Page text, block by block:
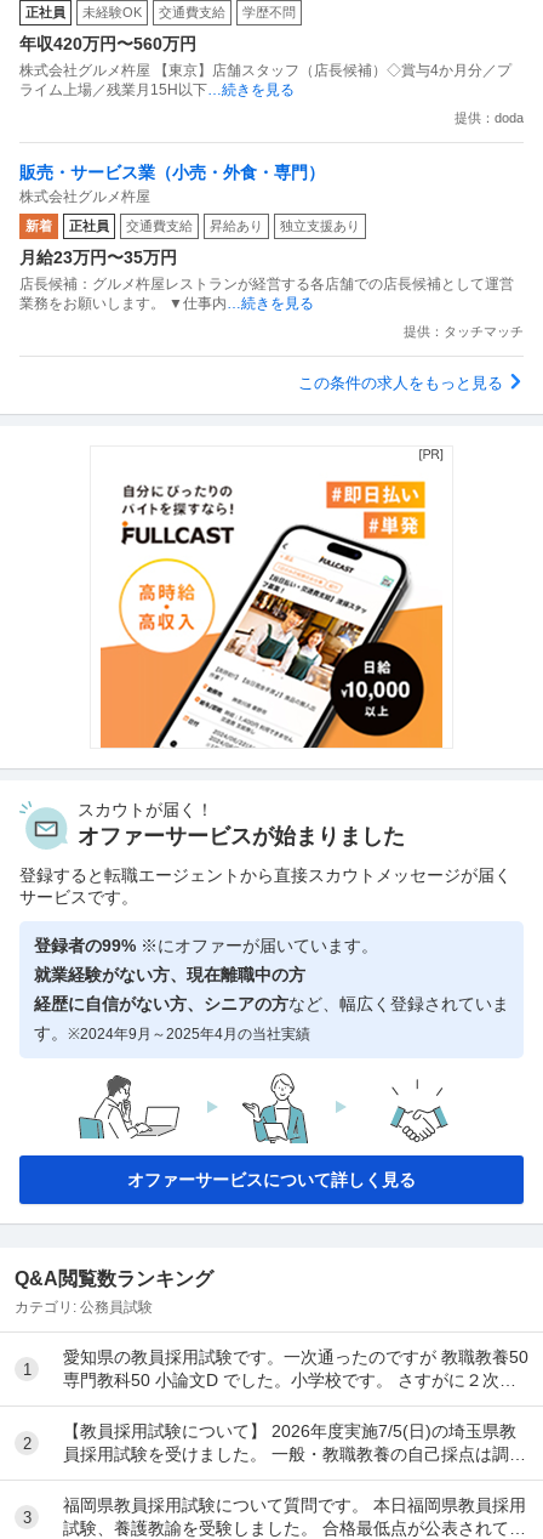
正社員 未経験OK 交通費支給 学歴不問
年収420万円〜560万円
株式会社グルメ杵屋 【東京】店舗スタッフ（店長候補）◇賞与4か月分／プ
ライム上場／残業月15H以下 …続きを見る
提供：doda
販売・サービス業（小売・外食・専門）
株式会社グルメ杵屋
新着 正社員 交通費支給 昇給あり 独立支援あり
月給23万円〜35万円
店長候補：グルメ杵屋レストランが経営する各店舗での店長候補として運営
業務をお願いします。 ▼仕事内 …続きを見る
提供：タッチマッチ
この条件の求人をもっと見る
スカウトが届く！
オファーサービスが始まりました
登録すると転職エージェントから直接スカウトメッセージが届く
サービスです。
登録者の99% ※にオファーが届いています。
就業経験がない方、現在離職中の方
経歴に自信がない方、シニアの方など、幅広く登録されていま
す。 ※2024年9月～2025年4月の当社実績
オファーサービスについて詳しく見る
Q&A閲覧数ランキング
カテゴリ: 公務員試験
1
愛知県の教員採用試験です。一次通ったのですが 教職教養50
専門教科50 小論文D でした。小学校です。 さすがに２次試
験で面接頑張っても受かんないで...
2
【教員採用試験について】 2026年度実施7/5(日)の埼玉県教
員採用試験を受けました。 一般・教職教養の自己採点は調べ
ながら行ったのですが、専門教養(国...
3
福岡県教員採用試験について質問です。 本日福岡県教員採用
試験、養護教諭を受験しました。 合格最低点が公表されてい